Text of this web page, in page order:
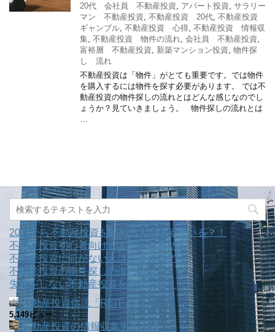
20代 会社員 不動産投資
アパート投資 サラリー
マン 不動産投資 不動産投資 20代 不動産投資
ギャンブル 不動産投資 心得 不動産投資 情報収
集 不動産投資 物件の流れ 会社員 不動産投資
富裕層 不動産投資
新築マンション投資 物件探
し 流れ
不動産投資は「物件」がとても重要です。では物件
を購入するには物件を探す必要があります。 では不
動産投資の物件探しの流れとはどんな感じなのでし
ょうか？見ていきましょう。 物件探しの流れとは
20代から不動産投資を始める人が増えている？！
不動産投資初心者向けセミナーの選び方
不動産投資に向かない人はこんな人？！
不動産投資の物件探しの流れとは？
失敗をしない不動産投資をするには？
不動産投資信託「REIT」とは
5,149ビュー
不動産投資の情報収集する方法